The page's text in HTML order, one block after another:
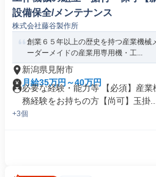
設備保全/メンテナンス
株式会社藤谷製作所
創業６５年以上の歴史を持つ産業機械
ーダーメイドの産業用専用機・工...
新潟県見附市
月給35万円～40万円
必要な経験・能力等 【必須】産
務経験をお持ちの方【尚可】玉掛...
+3個